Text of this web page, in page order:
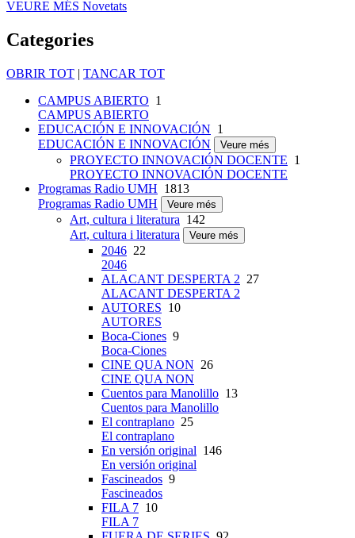
VEURE MÉS Novetats
Categories
OBRIR TOT | TANCAR TOT
CAMPUS ABIERTO 1
CAMPUS ABIERTO
EDUCACIÓN E INNOVACIÓN 1
EDUCACIÓN E INNOVACIÓN
Veure més
PROYECTO INNOVACIÓN DOCENTE 1
PROYECTO INNOVACIÓN DOCENTE
Programas Radio UMH 1813
Programas Radio UMH
Veure més
Art, cultura i literatura 142
Art, cultura i literatura
Veure més
2046 22
2046
ALACANT DESPERTA 2 27
ALACANT DESPERTA 2
AUTORES 10
AUTORES
Boca-Ciones 9
Boca-Ciones
CINE QUA NON 26
CINE QUA NON
Cuentos para Manolillo 13
Cuentos para Manolillo
El contraplano 25
El contraplano
En versión original 146
En versión original
Fascineados 9
Fascineados
FILA 7 10
FILA 7